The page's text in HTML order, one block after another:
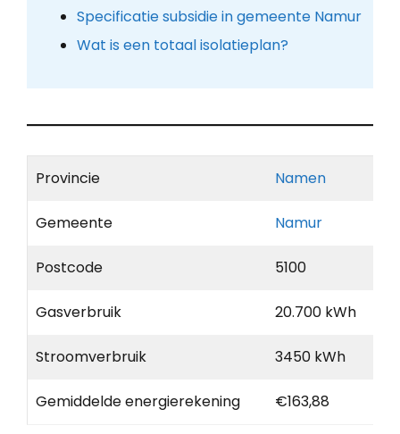
Specificatie subsidie in gemeente Namur
Wat is een totaal isolatieplan?
Provincie Namen
Gemeente Namur
Postcode 5100
Gasverbruik 20.700 kWh
Stroomverbruik 3450 kWh
Gemiddelde energierekening €163,88